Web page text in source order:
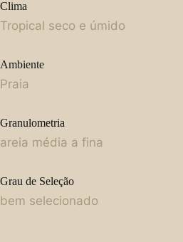
Clima
Tropical seco e úmido
Ambiente
Praia
Granulometria
areia média a fina
Grau de Seleção
bem selecionado